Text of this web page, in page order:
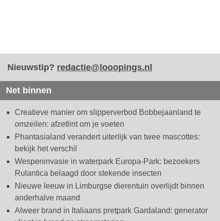
Nieuwstip? redactie@looopings.nl
Net binnen
Creatieve manier om slipperverbod Bobbejaanland te
omzeilen: afzetlint om je voeten
Phantasialand verandert uiterlijk van twee mascottes:
bekijk het verschil
Wespeninvasie in waterpark Europa-Park: bezoekers
Rulantica belaagd door stekende insecten
Nieuwe leeuw in Limburgse dierentuin overlijdt binnen
anderhalve maand
Alweer brand in Italiaans pretpark Gardaland: generator